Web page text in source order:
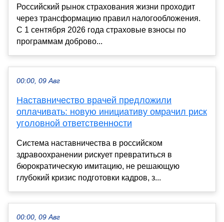
Российский рынок страхования жизни проходит
через трансформацию правил налогообложения.
С 1 сентября 2026 года страховые взносы по
программам доброво...
00:00, 09 Авг
Наставничество врачей предложили
оплачивать: новую инициативу омрачил риск
уголовной ответственности
Система наставничества в российском
здравоохранении рискует превратиться в
бюрократическую имитацию, не решающую
глубокий кризис подготовки кадров, з...
00:00, 09 Авг